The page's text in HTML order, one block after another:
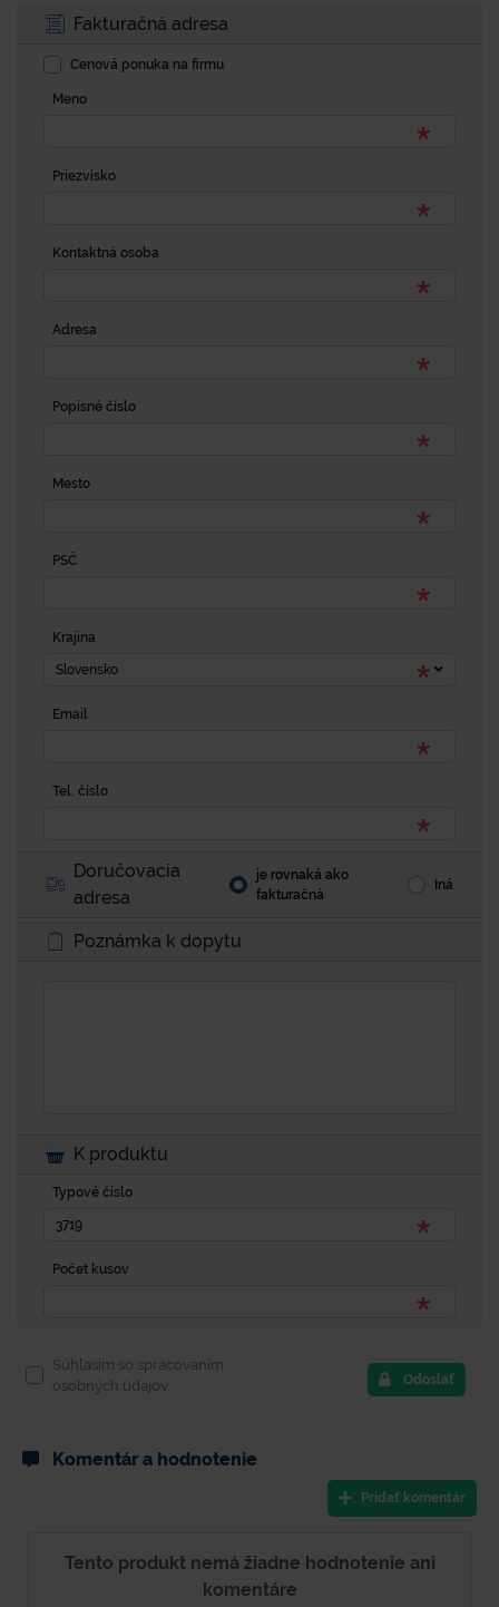
Fakturačná adresa
Cenová ponuka na firmu
Meno
Priezvisko
Kontaktná osoba
Adresa
Popisné číslo
Mesto
PSČ
Krajina
Slovensko
Email
Tel. číslo
Doručovacia
adresa
je rovnaká ako
fakturačná
Iná
Poznámka k dopytu
K produktu
Typové číslo
Počet kusov
Súhlasím so spracovaním
osobných údajov.
Odoslať
Komentár a hodnotenie
Pridať komentár
Tento produkt nemá žiadne hodnotenie ani
komentáre